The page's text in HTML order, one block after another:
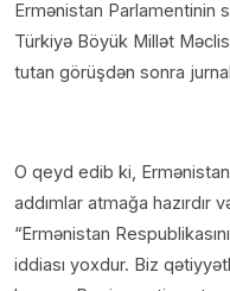
Ermənistan Parlamentinin
Türkiyə Böyük Millət
tutan görüşdən sonra
O qeyd edib ki,
addımlar atmağa hazırdır
“Ermənistan
iddiası yoxdur. Biz